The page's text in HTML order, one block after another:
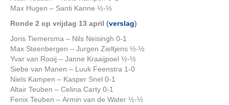
Max Hugen – Santi Kanne ½-½
Ronde 2 op vrijdag 13 april (verslag)
Joris Tiemersma – Nils Neisingh 0-1
Max Steenbergen – Jurgen Zieltjens ½-½
Yvar van Rooij – Janne Kraaijpoel ½-½
Siebe van Manen – Luuk Feenstra 1-0
Niels Kampen – Kasper Snel 0-1
Altair Teuben – Celina Carty 0-1
Fenix Teuben – Armin van de Water ½-½